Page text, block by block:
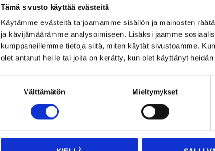
Tämä sivusto käyttää evästeitä
Käytämme evästeitä tarjoamamme sisällön ja mainosten
ja kävijämäärämme analysoimiseen. Lisäksi jaamme
kumppaneillemme tietoja siitä, miten käytät sivustoamme.
olet antanut heille tai joita on kerätty, kun olet käyttänyt heidän
Välttämätön Mieltymykset
7
Sytytyskaapeli,
6
Sytytyskaapeli,